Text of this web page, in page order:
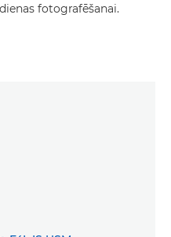
fotografēšanai.